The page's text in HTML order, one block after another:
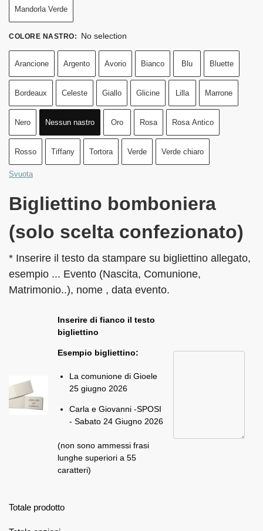
Mandorla Verde
COLORE NASTRO: No selection
Arancione Argento Avorio Bianco Blu Bluette
Bordeaux Celeste Giallo Glicine Lilla Marrone
Nero Nessun nastro Oro Rosa Rosa Antico
Rosso Tiffany Tortora Verde Verde chiaro
Svuota
Bigliettino bomboniera
(solo scelta confezionato)
* Inserire il testo da stampare su bigliettino allegato,
esempio ... Evento (Nascita, Comunione,
Matrimonio..), nome , data evento.
Inserire di fianco il testo
bigliettino
Esempio bigliettino:
La comunione di Gioele
25 giugno 2026
Carla e Giovanni -SPOSI
- Sabato 24 Giugno 2026
(non sono ammessi frasi
lunghe superiori a 55
caratteri)
Totale prodotto